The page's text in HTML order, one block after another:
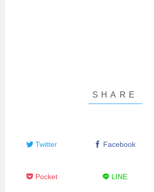
Twitter Facebook
Pocket LINE